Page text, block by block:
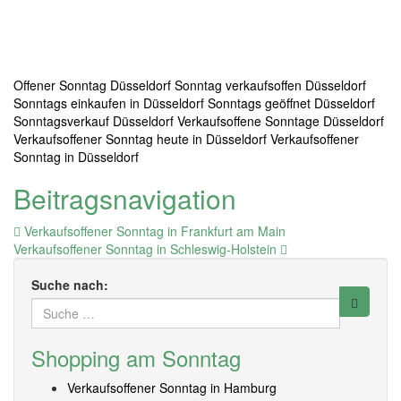
Offener Sonntag Düsseldorf Sonntag verkaufsoffen Düsseldorf
Sonntags einkaufen in Düsseldorf Sonntags geöffnet Düsseldorf
Sonntagsverkauf Düsseldorf Verkaufsoffene Sonntage Düsseldorf
Verkaufsoffener Sonntag heute in Düsseldorf Verkaufsoffener
Sonntag in Düsseldorf
Beitragsnavigation
Verkaufsoffener Sonntag in Frankfurt am Main
Verkaufsoffener Sonntag in Schleswig-Holstein
Suche nach:
Shopping am Sonntag
Verkaufsoffener Sonntag in Hamburg